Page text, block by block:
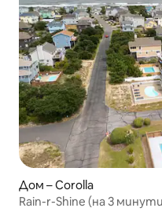
Дом – Corolla
Rain-r-Shine (на 3